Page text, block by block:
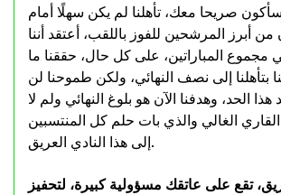
صريحا معك، تأهلنا لم يكن سهلًا أمام
أبرز المرشحين للفوز باللقب، أعتقد أننا
مجموع المباراتين، على كل حال، حققنا ما
إلى نصف النهائي، ولكن طموحنا لن
الحد، وهدفنا الآن هو بلوغ النهائي ولم لا
الغالي والذي بات حلم كل المنتسبين
إلى هذا النادي العريق.
تقع على عاتقك مسؤولية كبيرة، لتحفيز